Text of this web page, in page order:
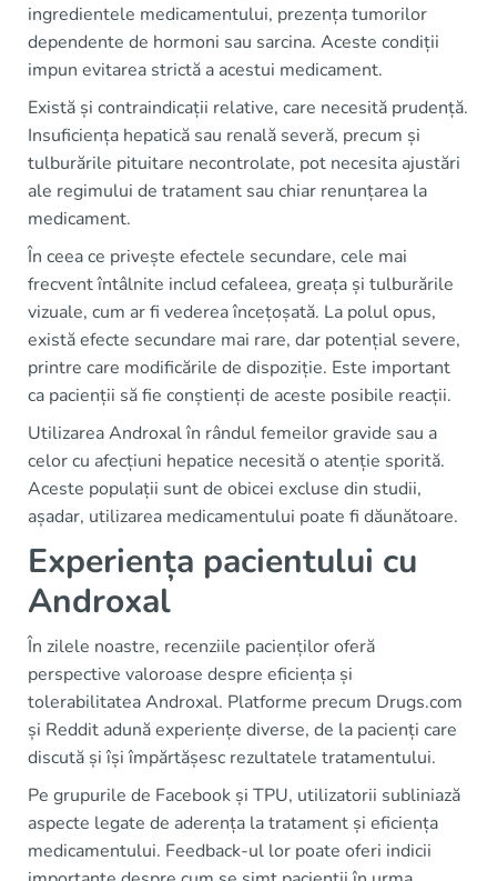
ingredientele medicamentului, prezența tumorilor
dependente de hormoni sau sarcina. Aceste condiții
impun evitarea strictă a acestui medicament.
Există și contraindicații relative, care necesită prudență.
Insuficiența hepatică sau renală severă, precum și
tulburările pituitare necontrolate, pot necesita ajustări
ale regimului de tratament sau chiar renunțarea la
medicament.
În ceea ce privește efectele secundare, cele mai
frecvent întâlnite includ cefaleea, greața și tulburările
vizuale, cum ar fi vederea încețoșată. La polul opus,
există efecte secundare mai rare, dar potențial severe,
printre care modificările de dispoziție. Este important
ca pacienții să fie conștienți de aceste posibile reacții.
Utilizarea Androxal în rândul femeilor gravide sau a
celor cu afecțiuni hepatice necesită o atenție sporită.
Aceste populații sunt de obicei excluse din studii,
așadar, utilizarea medicamentului poate fi dăunătoare.
Experiența pacientului cu
Androxal
În zilele noastre, recenziile pacienților oferă
perspective valoroase despre eficiența și
tolerabilitatea Androxal. Platforme precum Drugs.com
și Reddit adună experiențe diverse, de la pacienți care
discută și își împărtășesc rezultatele tratamentului.
Pe grupurile de Facebook și TPU, utilizatorii subliniază
aspecte legate de aderența la tratament și eficiența
medicamentului. Feedback-ul lor poate oferi indicii